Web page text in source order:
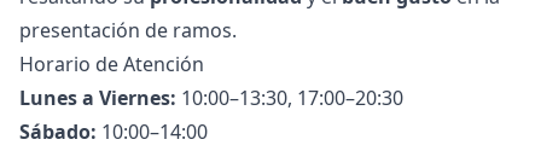
presentación de ramos.
Horario de Atención
Lunes a Viernes: 10:00–13:30, 17:00–20:30
Sábado: 10:00–14:00